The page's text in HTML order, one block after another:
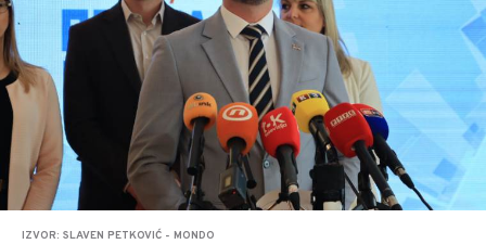
IZVOR: SLAVEN PETKOVIĆ - MONDO